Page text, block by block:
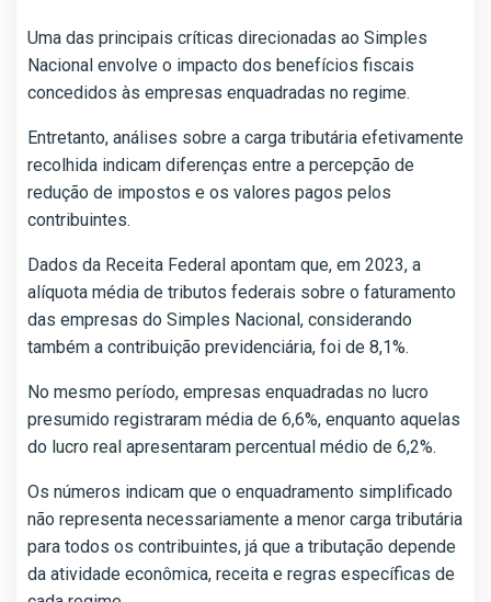
Uma das principais críticas direcionadas ao Simples
Nacional envolve o impacto dos benefícios fiscais
concedidos às empresas enquadradas no regime.
Entretanto, análises sobre a carga tributária efetivamente
recolhida indicam diferenças entre a percepção de
redução de impostos e os valores pagos pelos
contribuintes.
Dados da Receita Federal apontam que, em 2023, a
alíquota média de tributos federais sobre o faturamento
das empresas do Simples Nacional, considerando
também a contribuição previdenciária, foi de 8,1%.
No mesmo período, empresas enquadradas no lucro
presumido registraram média de 6,6%, enquanto aquelas
do lucro real apresentaram percentual médio de 6,2%.
Os números indicam que o enquadramento simplificado
não representa necessariamente a menor carga tributária
para todos os contribuintes, já que a tributação depende
da atividade econômica, receita e regras específicas de